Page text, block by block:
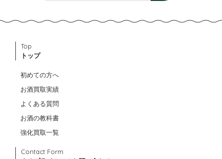
Top
トップ
初めての方へ
お酒買取実績
よくある質問
お酒の教科書
強化買取一覧
Contact Form